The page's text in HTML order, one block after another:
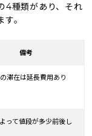
4種類があり、それ
。
備考
滞在は延長費用あり
って値段が多少前後し